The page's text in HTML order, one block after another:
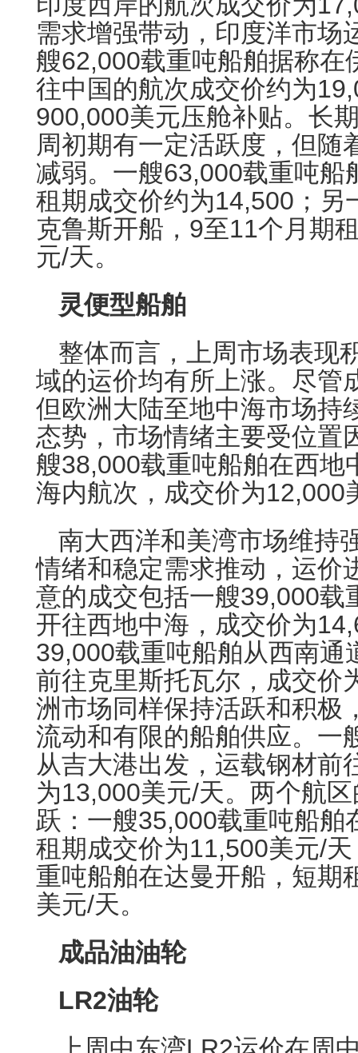
需求增强带动，印度洋市场
艘62,000载重吨船舶据称在
往中国的航次成交价约为
900,000美元压舱补贴。长
周初期有一定活跃度，但随
减弱。一艘63,000载重吨船
租期成交价约为14,500；另
克鲁斯开船，9至11个月期
元/天。
灵便型船舶
整体而言，上周市场表现
域的运价均有所上涨。尽管
但欧洲大陆至地中海市场持
态势，市场情绪主要受位置
艘38,000载重吨船舶在西地
海内航次，成交价为12,000
南大西洋和美湾市场维持
情绪和稳定需求推动，运价
意的成交包括一艘39,000载
开往西地中海，成交价为
39,000载重吨船舶从西南通
前往克里斯托瓦尔，成交价
洲市场同样保持活跃和积极
流动和有限的船舶供应。一
从吉大港出发，运载钢材前
为13,000美元/天。两个航
跃：一艘35,000载重吨船舶
租期成交价为11,500美元/
重吨船舶在达曼开船，短期
美元/天。
成品油油轮
LR2油轮